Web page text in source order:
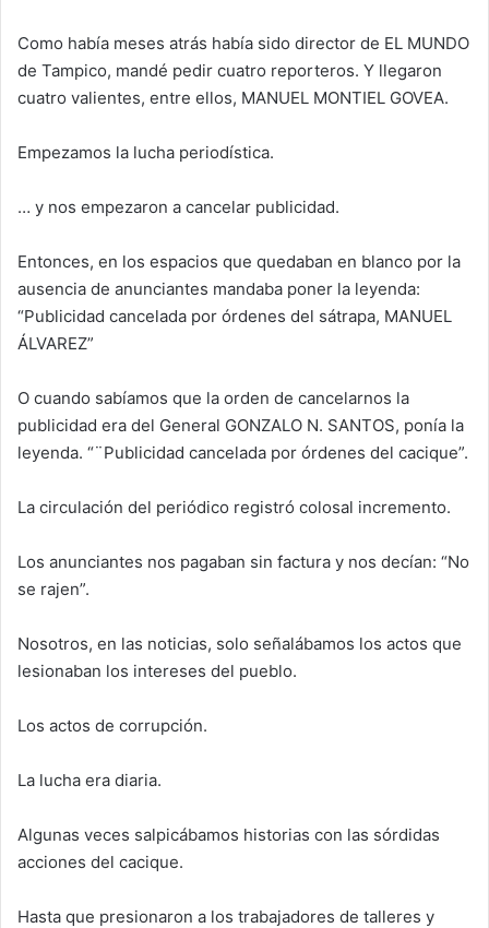
Como había meses atrás había sido director de EL MUNDO
de Tampico, mandé pedir cuatro reporteros. Y llegaron
cuatro valientes, entre ellos, MANUEL MONTIEL GOVEA.
Empezamos la lucha periodística.
… y nos empezaron a cancelar publicidad.
Entonces, en los espacios que quedaban en blanco por la
ausencia de anunciantes mandaba poner la leyenda:
“Publicidad cancelada por órdenes del sátrapa, MANUEL
ÁLVAREZ”
O cuando sabíamos que la orden de cancelarnos la
publicidad era del General GONZALO N. SANTOS, ponía la
leyenda. “¨Publicidad cancelada por órdenes del cacique”.
La circulación del periódico registró colosal incremento.
Los anunciantes nos pagaban sin factura y nos decían: “No
se rajen”.
Nosotros, en las noticias, solo señalábamos los actos que
lesionaban los intereses del pueblo.
Los actos de corrupción.
La lucha era diaria.
Algunas veces salpicábamos historias con las sórdidas
acciones del cacique.
Hasta que presionaron a los trabajadores de talleres y